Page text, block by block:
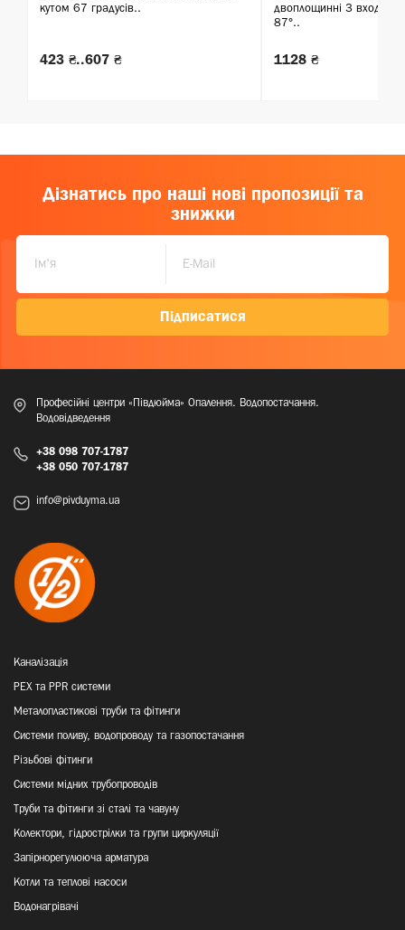
кутом 67 градусів..
423 ₴..607 ₴
двоплощинні 3 входи
87°..
1128 ₴
Дізнатись про наші нові пропозиції та
знижки
Підписатися
Професійні центри «Півдюйма» Опалення. Водопостачання.
Водовідведення
+38 098 707-1787
+38 050 707-1787
info@pivduyma.ua
Каналізація
PEX та PPR системи
Металопластикові труби та фітинги
Системи поливу, водопроводу та газопостачання
Різьбові фітинги
Системи мідних трубопроводів
Труби та фітинги зі сталі та чавуну
Колектори, гідрострілки та групи циркуляції
Запірнорегулююча арматура
Котли та теплові насоси
Водонагрівачі